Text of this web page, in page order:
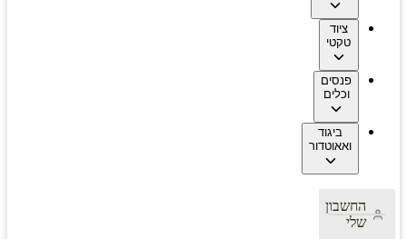
ציוד
טקטי
פנסים
וכלים
ביגוד
ואאוטדור
החשבון
שלי